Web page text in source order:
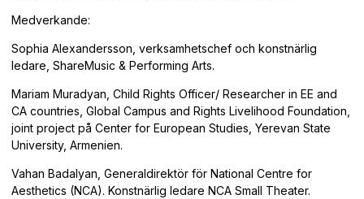
Medverkande:
Sophia Alexandersson, verksamhetschef och konstnärlig
ledare, ShareMusic & Performing Arts.
Mariam Muradyan, Child Rights Officer/ Researcher in EE and
CA countries, Global Campus and Rights Livelihood Foundation,
joint project på Center for European Studies, Yerevan State
University, Armenien.
Vahan Badalyan, Generaldirektör för National Centre for
Aesthetics (NCA). Konstnärlig ledare NCA Small Theater.